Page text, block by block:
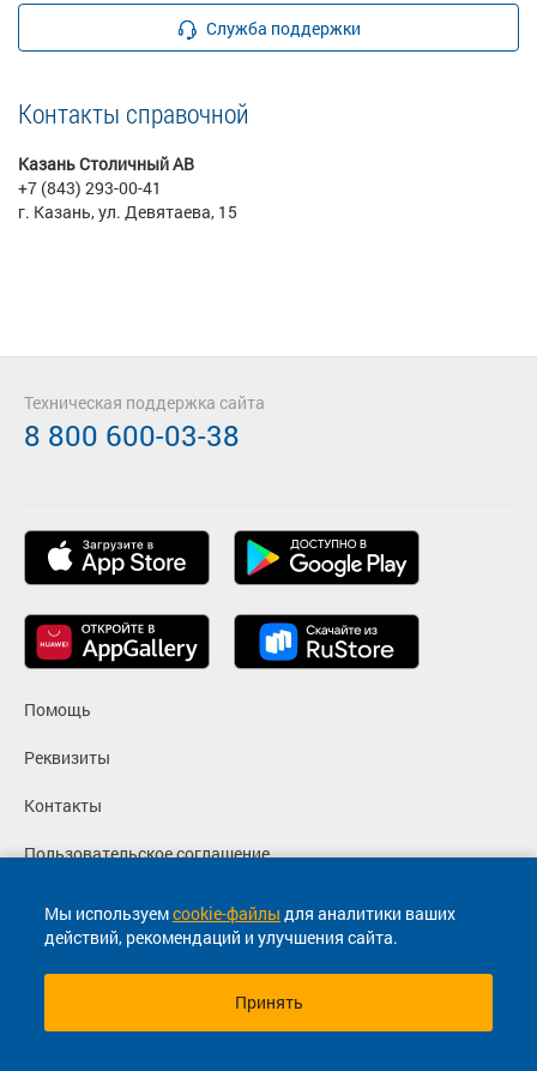
Служба поддержки
Контакты справочной
Казань Столичный АВ
+7 (843) 293-00-41
г. Казань, ул. Девятаева, 15
Мы используемcookie-файлы для аналитики ваших
действий, рекомендаций и улучшения сайта.
Принять
Помощь
Реквизиты
Контакты
Пользовательское соглашение
Политика конфиденциальности
Согласие на маркетинговые сообщения
Техническая поддержка сайта
8 800 600-03-38
© 2013-2026, ООО "Капитал"- Онлайн сервис продажи